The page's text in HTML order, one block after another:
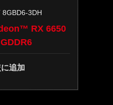
8GBD6-3DH
RX 6650
に追加